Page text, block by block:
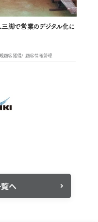
三脚で営業のデジタル化に
顧客獲得 顧客情報管理
へ